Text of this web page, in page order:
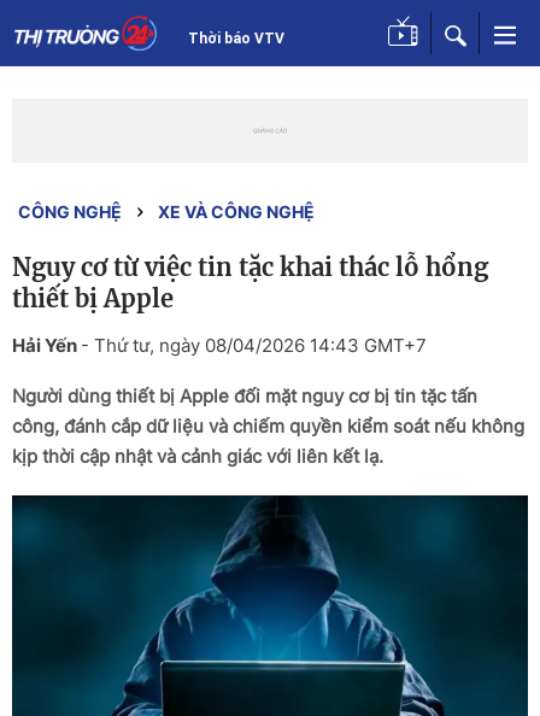
Thời báo VTV
CÔNG NGHỆ XE VÀ CÔNG NGHỆ
Nguy cơ từ việc tin tặc khai thác lỗ hổng
thiết bị Apple
Hải Yến - Thứ tư, ngày 08/04/2026 14:43 GMT+7
Người dùng thiết bị Apple đối mặt nguy cơ bị tin tặc tấn
công, đánh cắp dữ liệu và chiếm quyền kiểm soát nếu không
kịp thời cập nhật và cảnh giác với liên kết lạ.